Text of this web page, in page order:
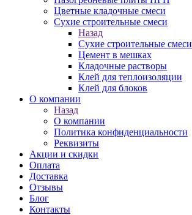
Цветные кладочные смеси
Сухие строительные смеси
Назад
Сухие строительные смеси
Цемент в мешках
Кладочные растворы
Клей для теплоизоляции
Клей для блоков
О компании
Назад
О компании
Политика конфиденциальности
Реквизиты
Акции и скидки
Оплата
Доставка
Отзывы
Блог
Контакты